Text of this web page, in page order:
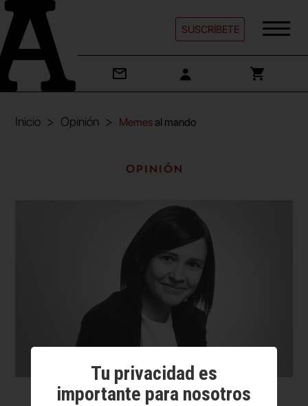
SUSCRÍBETE
Inicio Opinión Memes al mando
Opinión
Tu privacidad es
importante para nosotros